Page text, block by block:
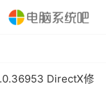
DirectX修